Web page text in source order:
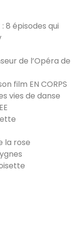
: 8 épisodes qui
de l’Opéra de
film EN CORPS
vies de danse
la rose